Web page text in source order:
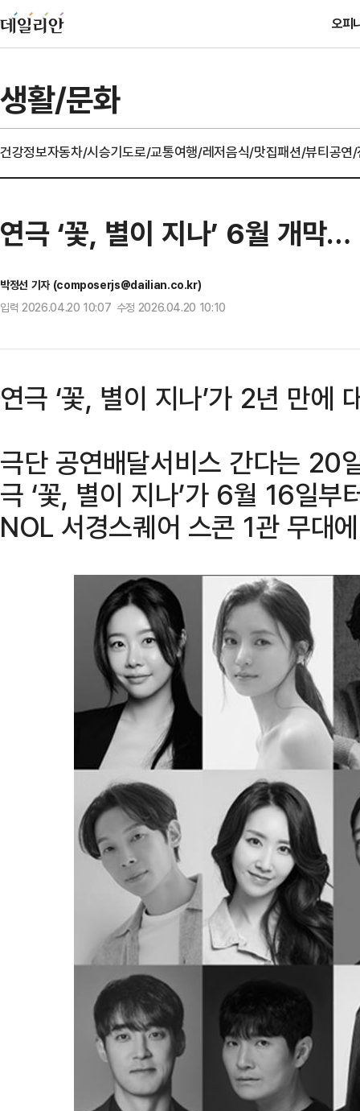
오피
생활/문화
건강정보자동차/시승기도로/교통여행/레저음식/맛집패션/뷰티공연
연극 ‘꽃, 별이 지나’ 6월 개막…
박정선 기자 (composerjs@dailian.co.kr)
입력 2026.04.20 10:07 수정 2026.04.20 10:10
연극 ‘꽃, 별이 지나’가 2년 만에
극단 공연배달서비스 간다는 20
극 ‘꽃, 별이 지나’가 6월 16일
NOL 서경스퀘어 스콘 1관 무대